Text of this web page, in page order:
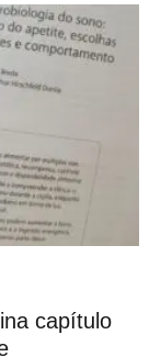
capítulo